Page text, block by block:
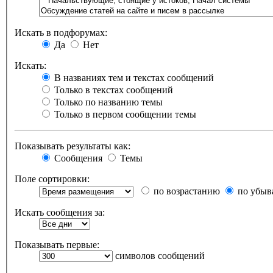
Искать в подфорумах:
Да
Нет
Искать:
В названиях тем и текстах сообщений
Только в текстах сообщений
Только по названию темы
Только в первом сообщении темы
Показывать результаты как:
Сообщения
Темы
Поле сортировки:
по возрастанию
по
Искать сообщения за:
Показывать первые:
символов сообщений